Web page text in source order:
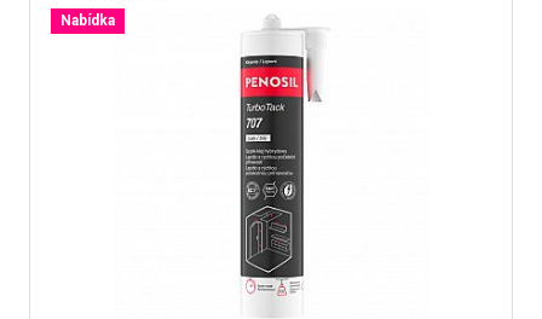
Nabídka